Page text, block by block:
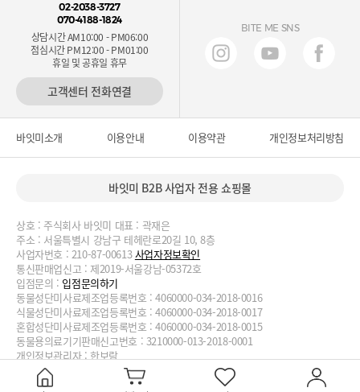
02-2038-3727
070-4188-1824
상담시간 AM10:00 - PM06:00
점심시간 PM12:00 - PM01:00
휴일 및 공휴일 휴무
고객센터 전화연결
BITE ME SNS
바잇미소개 이용안내 이용약관 개인정보처리방침
바잇미 B2B 사업자 전용 쇼핑몰
상호 : 주식회사 바잇미 대표 : 곽재은
주소 : 서울특별시 강남구 테헤란로20길 10, 8층
사업자번호 : 210-87-00613사업자정보확인
통신판매업신고 : 제2019-서울강남-05372호
입점문의 : 입점문의하기
동물성단미사료제조업등록번호 : 4060000-034-2018-0016
식물성단미사료제조업등록번호 : 4060000-034-2018-0017
혼합성단미사료제조업등록번호 : 4060000-034-2018-0015
동물용의료기기판매신고번호 : 3210000-013-2018-0001
개인정보관리자 : 한보람
대표번호 : 02-2038-3727, 070-4188-1824 이메일 :biteme@biteme.co.kr
copyrightⓒ2020 biteme.co.kr. All Rights Reserved.